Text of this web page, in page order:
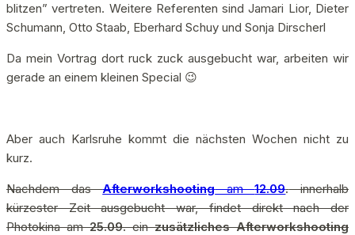
blitzen” vertreten. Weitere Referenten sind Jamari Lior, Dieter
Schumann, Otto Staab, Eberhard Schuy und Sonja Dirscherl
Da mein Vortrag dort ruck zuck ausgebucht war, arbeiten wir
gerade an einem kleinen Special 😉
Aber auch Karlsruhe kommt die nächsten Wochen nicht zu
kurz.
Nachdem dasAfterworkshootingam12.09.innerhalb
kürzester Zeit ausgebucht war, findet direkt nach der
Photokina am25.09.einzusätzliches Afterworkshooting